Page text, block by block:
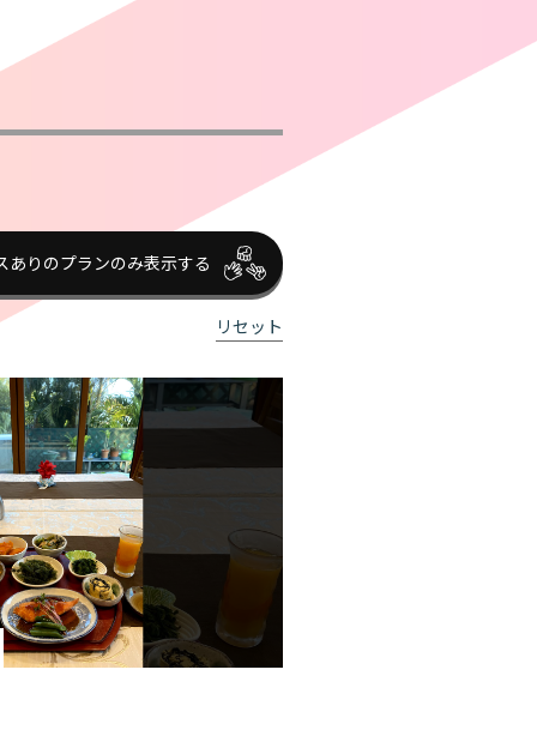
ありのプランのみ表示する
リセット